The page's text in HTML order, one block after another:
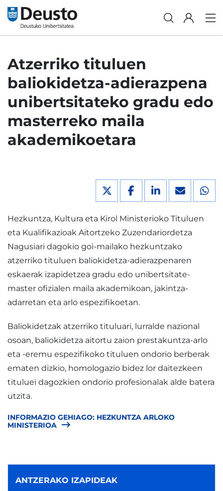
Atzerriko tituluen
baliokidetza-adierazpena
unibertsitateko gradu edo
masterreko maila
akademikoetara
Hezkuntza, Kultura eta Kirol Ministerioko Tituluen
eta Kualifikazioak Aitortzeko Zuzendariordetza
Nagusiari dagokio goi-mailako hezkuntzako
atzerriko tituluen baliokidetza-adierazpenaren
eskaerak izapidetzea gradu edo unibertsitate-
master ofizialen maila akademikoan, jakintza-
adarretan eta arlo espezifikoetan.
Baliokidetzak atzerriko tituluari, lurralde nazional
osoan, baliokidetza aitortu zaion prestakuntza-arlo
eta -eremu espezifikoko tituluen ondorio berberak
ematen dizkio, homologazio bidez lor daitezkeen
tituluei dagozkien ondorio profesionalak alde batera
utzita.
INFORMAZIO GEHIAGO: HEZKUNTZA ARLOKO
MINISTERIOA
ANTZERAKO IZAPIDEAK